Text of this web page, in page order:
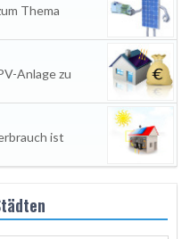
Thema
Anlage zu
ist